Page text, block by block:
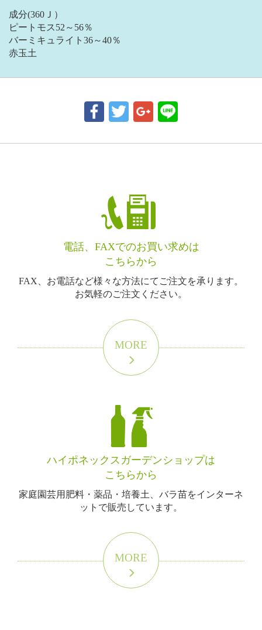
成分(360Ｊ）
ピートモス52～56％
バーミキュライト36～40％
赤玉土
電話、FAXでのお買い求めは
こちらから
FAX、お電話など様々な方法にてご注文を承ります。
お気軽のご注文ください。
MORE
ハイポネックスガーデンショップは
こちらから
家庭園芸用肥料・薬品・培養土、バラ苗をインターネ
ットで販売しています。
MORE